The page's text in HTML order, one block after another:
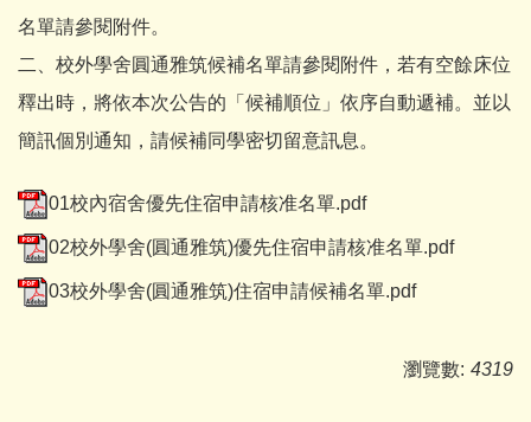
名單請參閱附件。
二、校外學舍圓通雅筑候補名單請參閱附件，若有空餘床位
釋出時，將依本次公告的「候補順位」依序自動遞補。並以
簡訊個別通知，請候補同學密切留意訊息。
01校內宿舍優先住宿申請核准名單.pdf
02校外學舍(圓通雅筑)優先住宿申請核准名單.pdf
03校外學舍(圓通雅筑)住宿申請候補名單.pdf
瀏覽數: 4319